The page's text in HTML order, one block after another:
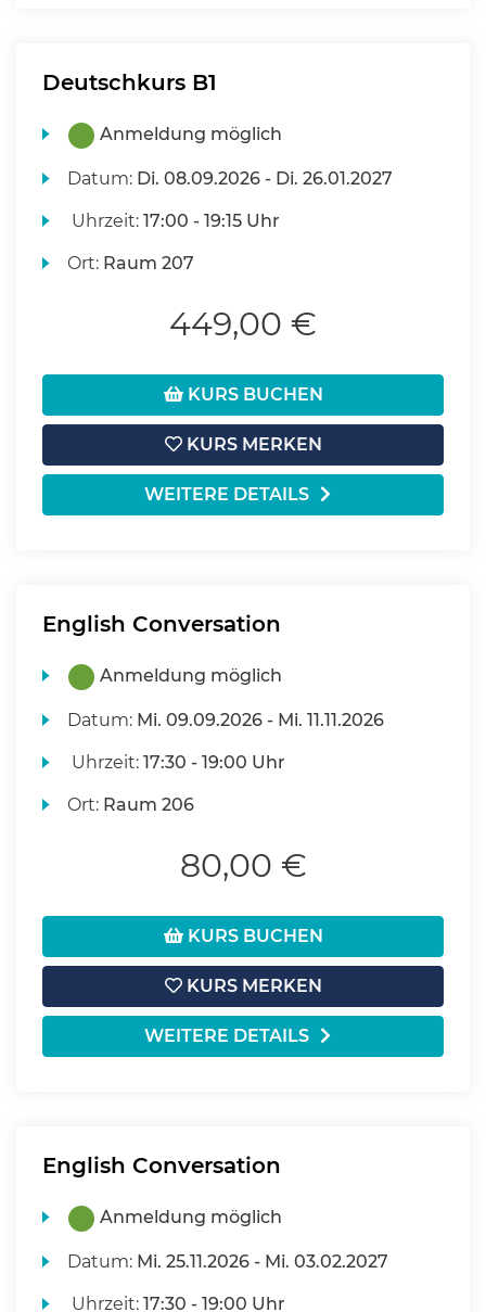
Deutschkurs B1
Anmeldung möglich
Datum: Di. 08.09.2026 - Di. 26.01.2027
Uhrzeit:17:00 - 19:15 Uhr
Ort: Raum 207
449,00 €
KURS BUCHEN
KURS MERKEN
WEITERE DETAILS
English Conversation
Anmeldung möglich
Datum: Mi. 09.09.2026 - Mi. 11.11.2026
Uhrzeit:17:30 - 19:00 Uhr
Ort: Raum 206
80,00 €
KURS BUCHEN
KURS MERKEN
WEITERE DETAILS
English Conversation
Anmeldung möglich
Datum: Mi. 25.11.2026 - Mi. 03.02.2027
Uhrzeit:17:30 - 19:00 Uhr